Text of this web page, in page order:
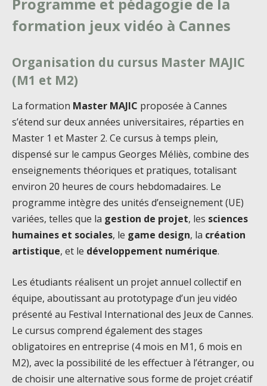
formation jeux vidéo à Cannes
Organisation du cursus Master MAJIC
(M1 et M2)
La formation Master MAJIC proposée à Cannes
s’étend sur deux années universitaires, réparties en
Master 1 et Master 2. Ce cursus à temps plein,
dispensé sur le campus Georges Méliès, combine des
enseignements théoriques et pratiques, totalisant
environ 20 heures de cours hebdomadaires. Le
programme intègre des unités d’enseignement (UE)
variées, telles que la gestion de projet, les sciences
humaines et sociales, le game design, la création
artistique, et le développement numérique.
Les étudiants réalisent un projet annuel collectif en
équipe, aboutissant au prototypage d’un jeu vidéo
présenté au Festival International des Jeux de Cannes.
Le cursus comprend également des stages
obligatoires en entreprise (4 mois en M1, 6 mois en
M2), avec la possibilité de les effectuer à l’étranger, ou
de choisir une alternative sous forme de projet créatif